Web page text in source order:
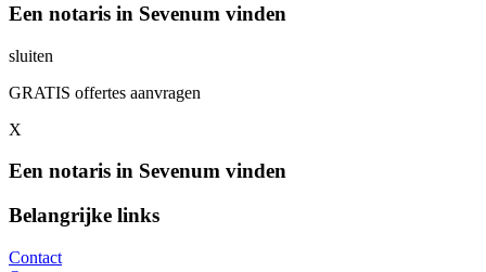
Een notaris in Sevenum vinden
sluiten
GRATIS offertes aanvragen
X
Een notaris in Sevenum vinden
Belangrijke links
Contact